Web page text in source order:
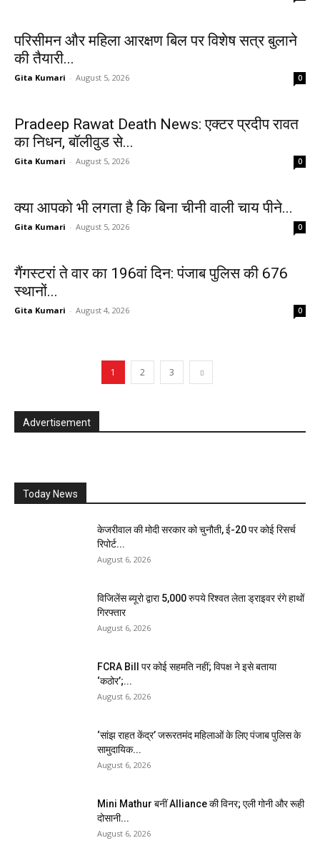
परिसीमन और महिला आरक्षण बिल पर विशेष सत्र बुलाने
की तैयारी...
Gita Kumari - August 5, 2026 0
Pradeep Rawat Death News: एक्टर प्रदीप रावत
का निधन, बॉलीवुड से...
Gita Kumari - August 5, 2026 0
क्या आपको भी लगता है कि बिना चीनी वाली चाय पीने...
Gita Kumari - August 5, 2026 0
गैंगस्टरां ते वार का 196वां दिन: पंजाब पुलिस की 676
स्थानों...
Gita Kumari - August 4, 2026 0
1 2 3
Advertisement
Today News
केजरीवाल की मोदी सरकार को चुनौती, ई-20 पर कोई रिसर्च
रिपोर्ट...
August 6, 2026
विजिलेंस ब्यूरो द्वारा 5,000 रुपये रिश्वत लेता ड्राइवर रंगे हाथों
गिरफ्तार
August 6, 2026
FCRA Bill पर कोई सहमति नहीं; विपक्ष ने इसे बताया
‘कठोर’;...
August 6, 2026
‘सांझ राहत केंद्र’ जरूरतमंद महिलाओं के लिए पंजाब पुलिस के
सामुदायिक...
August 6, 2026
Mini Mathur बनीं Alliance की विनर; एली गोनी और रूही
दोसानी...
August 6, 2026